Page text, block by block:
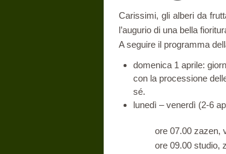
Carissimi, gli alberi da
l’augurio di una bella
A seguire il programma
domenica 1 aprile:
con la processione
sé.
lunedì – venerdì (2-6
ore 07.00 zazen,
ore 09.00 studio,